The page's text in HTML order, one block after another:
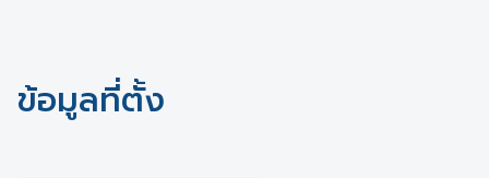
ข้อมูลที่ตั้ง